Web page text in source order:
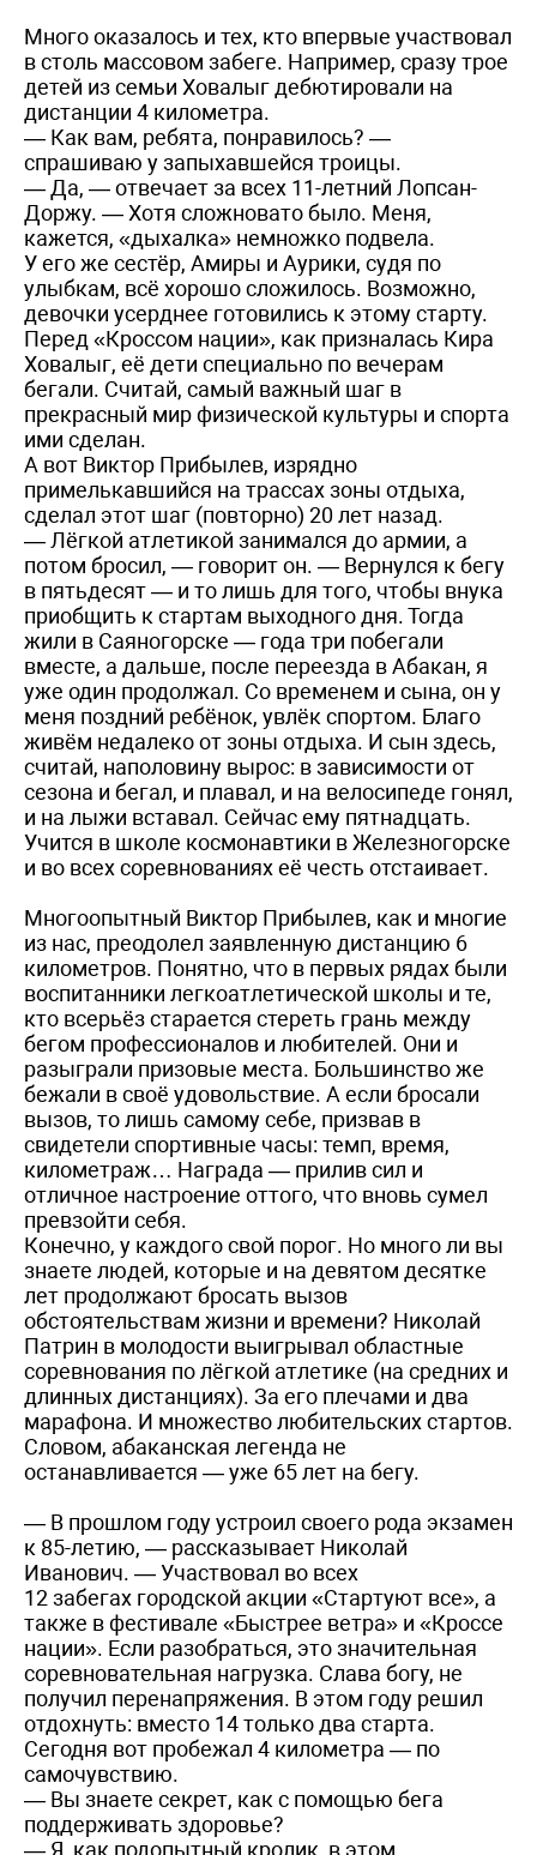
Много оказалось и тех, кто впервые участвовал
в столь массовом забеге. Например, сразу трое
детей из семьи Ховалыг дебютировали на
дистанции 4 километра.
— Как вам, ребята, понравилось? —
спрашиваю у запыхавшейся троицы.
— Да, — отвечает за всех 11-летний Лопсан-
Доржу. — Хотя сложновато было. Меня,
кажется, «дыхалка» немножко подвела.
У его же сестёр, Амиры и Аурики, судя по
улыбкам, всё хорошо сложилось. Возможно,
девочки усерднее готовились к этому старту.
Перед «Кроссом нации», как призналась Кира
Ховалыг, её дети специально по вечерам
бегали. Считай, самый важный шаг в
прекрасный мир физической культуры и спорта
ими сделан.
А вот Виктор Прибылев, изрядно
примелькавшийся на трассах зоны отдыха,
сделал этот шаг (повторно) 20 лет назад.
— Лёгкой атлетикой занимался до армии, а
потом бросил, — говорит он. — Вернулся к бегу
в пятьдесят — и то лишь для того, чтобы внука
приобщить к стартам выходного дня. Тогда
жили в Саяногорске — года три побегали
вместе, а дальше, после переезда в Абакан, я
уже один продолжал. Со временем и сына, он у
меня поздний ребёнок, увлёк спортом. Благо
живём недалеко от зоны отдыха. И сын здесь,
считай, наполовину вырос: в зависимости от
сезона и бегал, и плавал, и на велосипеде гонял,
и на лыжи вставал. Сейчас ему пятнадцать.
Учится в школе космонавтики в Железногорске
и во всех соревнованиях её честь отстаивает.
Многоопытный Виктор Прибылев, как и многие
из нас, преодолел заявленную дистанцию 6
километров. Понятно, что в первых рядах были
воспитанники легкоатлетической школы и те,
кто всерьёз старается стереть грань между
бегом профессионалов и любителей. Они и
разыграли призовые места. Большинство же
бежали в своё удовольствие. А если бросали
вызов, то лишь самому себе, призвав в
свидетели спортивные часы: темп, время,
километраж… Награда — прилив сил и
отличное настроение оттого, что вновь сумел
превзойти себя.
Конечно, у каждого свой порог. Но много ли вы
знаете людей, которые и на девятом десятке
лет продолжают бросать вызов
обстоятельствам жизни и времени? Николай
Патрин в молодости выигрывал областные
соревнования по лёгкой атлетике (на средних и
длинных дистанциях). За его плечами и два
марафона. И множество любительских стартов.
Словом, абаканская легенда не
останавливается — уже 65 лет на бегу.
— В прошлом году устроил своего рода экзамен
к 85-летию, — рассказывает Николай
Иванович. — Участвовал во всех
12 забегах городской акции «Стартуют все», а
также в фестивале «Быстрее ветра» и «Кроссе
нации». Если разобраться, это значительная
соревновательная нагрузка. Слава богу, не
получил перенапряжения. В этом году решил
отдохнуть: вместо 14 только два старта.
Сегодня вот пробежал 4 километра — по
самочувствию.
— Вы знаете секрет, как с помощью бега
поддерживать здоровье?
— Я, как подопытный кролик, в этом